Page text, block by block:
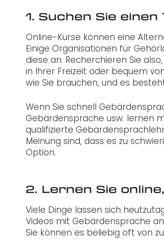
1. Suchen Sie
Online-Kurse können eine
Einige Organisationen für
diese an. Recherchieren Sie
in Ihrer Freizeit oder bequem
wie Sie brauchen, und es
Wenn Sie schnell
Gebärdensprache usw. lernen
qualifizierte
Meinung sind, dass es zu
Option.
2. Lernen Sie
Viele Dinge lassen sich
Videos mit Gebärdensprache
Sie können es beliebig oft von